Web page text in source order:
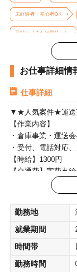
未経験者・初心者OK
日払い（または即払い）
長期歓迎 バイク・
冷暖房完備
お仕事詳細情
仕事詳細
▼★人気案件★運送
【作業内容】
・倉庫事業・運送
・受付、電話対応
【時給】1300円
【交通費】実費支給
【時間】8:45～
※時間相談可能！
ください！）
【勤務】月～金(土
【住所】滋賀県湖
【通勤】甲西駅から
※お車・バイ
【服装】貸与あり
勤務地
就業期間
時間帯
勤務時間